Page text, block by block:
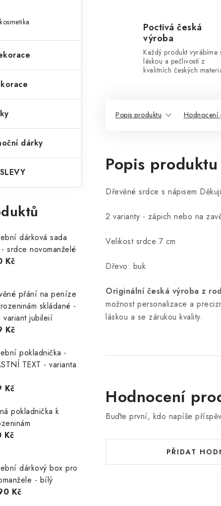
dárky
dárková sada
srdce novomanželé
Kč
přání na peníze
skládané -
variant jubileií
Kč
pokladnička -
TEXT - varianta
Kč
pokladnička k
Kč
dárkový box pro
- bílý
Kč
Poctivá česká
výroba
Každý produkt vyrábíme
láskou a pečlivostí z
kvalitních českých
Popis produktu Hodnocení
Popis produktu
Dřevěné srdce s nápisem
2 varianty - zápich nebo na
Velikost srdce 7 cm
Dřevo: buk
Originální česká výroba z
možnost personalizace a
láskou a se zárukou kvality.
Hodnocení
Buďte první, kdo napíše
PŘIDAT